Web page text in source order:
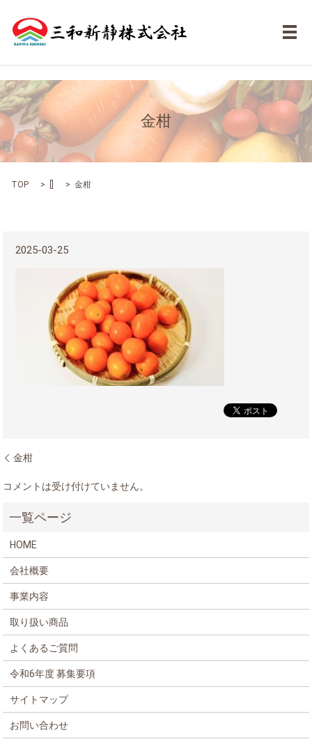
メ
金柑
TOP 金柑
2025-03-25
金柑
コメントは受け付けていません。
HOME
会社概要
事業内容
取り扱い商品
よくあるご質問
令和6年度 募集要項
サイトマップ
お問い合わせ